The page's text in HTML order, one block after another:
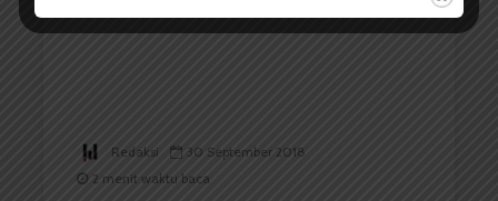
Redaksi
30 September 2018
2 menit waktu baca